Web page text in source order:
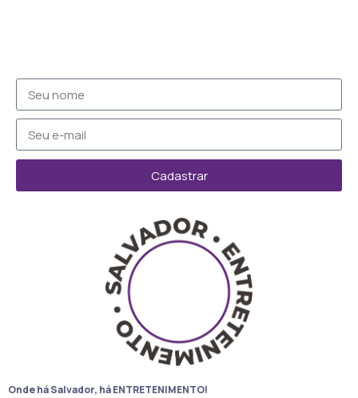
Cadastrar
Onde há Salvador, há ENTRETENIMENTO!